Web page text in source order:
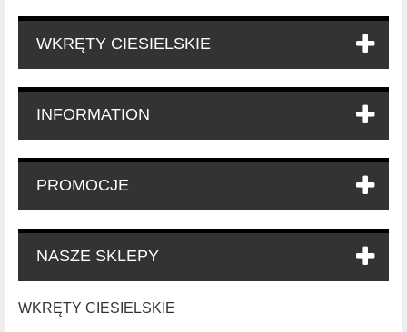
WKRĘTY CIESIELSKIE
INFORMATION
PROMOCJE
NASZE SKLEPY
WKRĘTY CIESIELSKIE